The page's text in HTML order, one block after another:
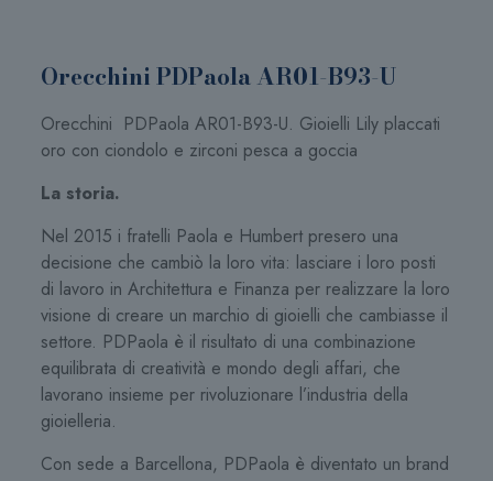
Orecchini PDPaola AR01-B93-U
Orecchini PDPaola AR01-B93-U. Gioielli Lily placcati
oro con ciondolo e zirconi pesca a goccia
La storia.
Nel 2015 i fratelli Paola e Humbert presero una
decisione che cambiò la loro vita: lasciare i loro posti
di lavoro in Architettura e Finanza per realizzare la loro
visione di creare un marchio di gioielli che cambiasse il
settore. PDPaola è il risultato di una combinazione
equilibrata di creatività e mondo degli affari, che
lavorano insieme per rivoluzionare l’industria della
gioielleria.
Con sede a Barcellona, ​​PDPaola è diventato un brand